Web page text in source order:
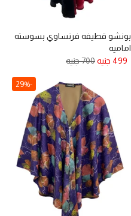
بونشو قطيفه فرنساوي بسوسته
اماميه
499 جنيه
700 جنيه
-29%